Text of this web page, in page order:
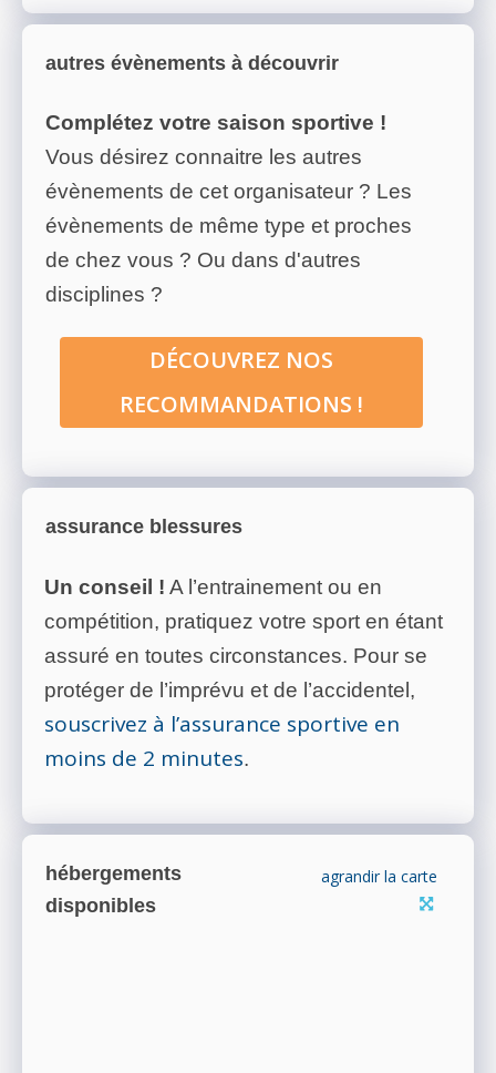
autres évènements à découvrir
Complétez votre saison sportive !
Vous désirez connaitre les autres
évènements de cet organisateur ? Les
évènements de même type et proches
de chez vous ? Ou dans d'autres
disciplines ?
DÉCOUVREZ NOS
RECOMMANDATIONS !
assurance blessures
Un conseil ! A l’entrainement ou en
compétition, pratiquez votre sport en étant
assuré en toutes circonstances. Pour se
protéger de l’imprévu et de l’accidentel,
souscrivez à l’assurance sportive en
moins de 2 minutes.
hébergements
disponibles
agrandir la carte